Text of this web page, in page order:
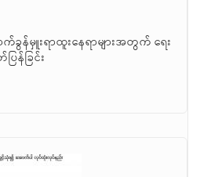
ခွန်မှူးရာထူးနေရာများအတွက် ရေး
ြန်ခြင်း